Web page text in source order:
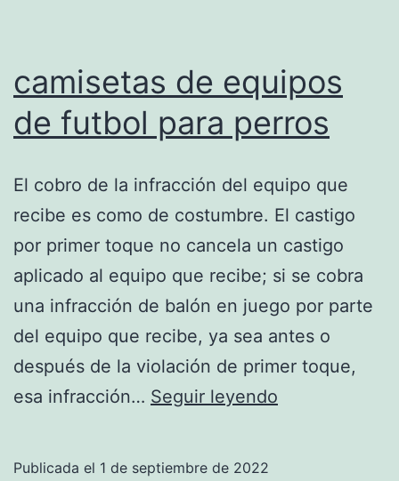
camisetas de equipos
de futbol para perros
El cobro de la infracción del equipo que
recibe es como de costumbre. El castigo
por primer toque no cancela un castigo
aplicado al equipo que recibe; si se cobra
una infracción de balón en juego por parte
del equipo que recibe, ya sea antes o
después de la violación de primer toque,
esa infracción… Seguir leyendo
Publicada el 1 de septiembre de 2022